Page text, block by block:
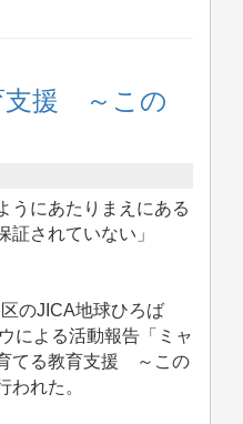
支援 ～この
うにあたりまえにある
されていない」
のJICA地球ひろば
による活動報告「ミャ
てる教育支援 ～この
われた。